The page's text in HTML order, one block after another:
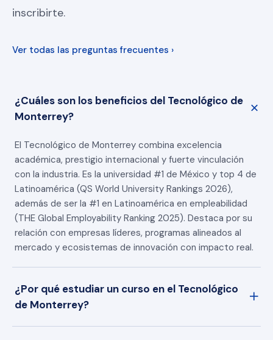
inscribirte.
Ver todas las preguntas frecuentes ›
¿Cuáles son los beneficios del Tecnológico de
Monterrey?
El Tecnológico de Monterrey combina excelencia
académica, prestigio internacional y fuerte vinculación
con la industria. Es la universidad #1 de México y top 4 de
Latinoamérica (QS World University Rankings 2026),
además de ser la #1 en Latinoamérica en empleabilidad
(THE Global Employability Ranking 2025). Destaca por su
relación con empresas líderes, programas alineados al
mercado y ecosistemas de innovación con impacto real.
¿Por qué estudiar un curso en el Tecnológico
de Monterrey?